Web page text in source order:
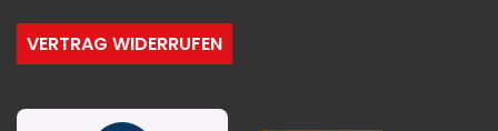
VERTRAG WIDERRUFEN